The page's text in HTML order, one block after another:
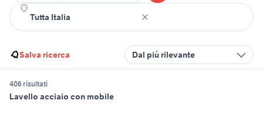
Salva ricerca Dal più rilevante
406 risultati
Lavello acciaio con mobile